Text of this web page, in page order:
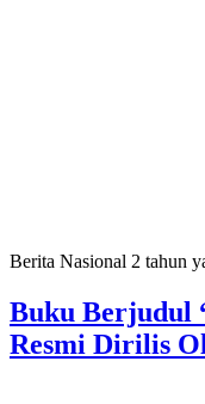
Berita Nasional 2 tahun
Buku Berjudul
Resmi Dirilis